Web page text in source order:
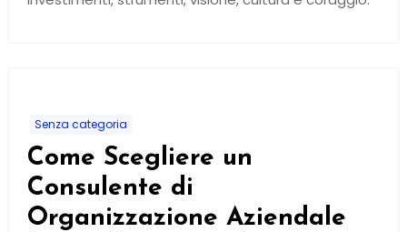
Senza categoria
Come Scegliere un
Consulente di
Organizzazione Aziendale